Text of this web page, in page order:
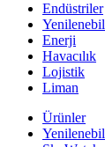
Endüstriler
Enerji
Havacılık
Lojistik
Liman
Ürünler